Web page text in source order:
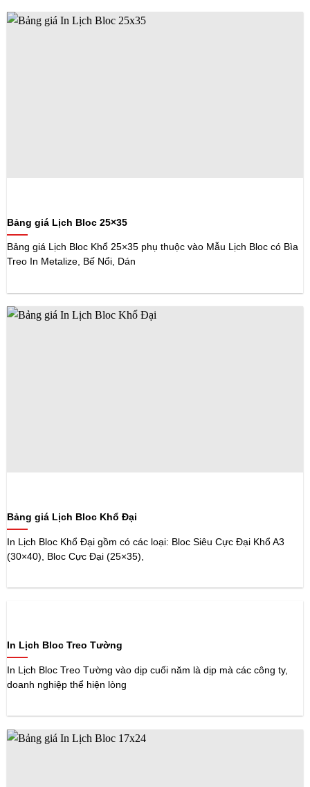
Bảng giá Lịch Bloc 25×35
Bảng giá Lịch Bloc Khổ 25×35 phụ thuộc vào Mẫu Lịch Bloc có Bìa
Treo In Metalize, Bế Nổi, Dán
Bảng giá Lịch Bloc Khổ Đại
In Lịch Bloc Khổ Đại gồm có các loại: Bloc Siêu Cực Đại Khổ A3
(30×40), Bloc Cực Đại (25×35),
In Lịch Bloc Treo Tường
In Lịch Bloc Treo Tường vào dịp cuối năm là dịp mà các công ty,
doanh nghiệp thể hiện lòng